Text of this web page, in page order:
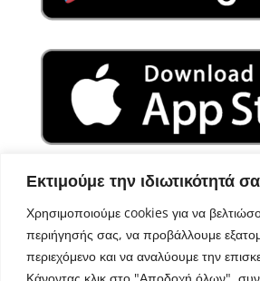
Εκτιμούμε την ιδιωτικότητά
Χρησιμοποιούμε cookies για να
περιήγησής σας, να προβάλλουμε
περιεχόμενο και να αναλύουμε την
Κάνοντας κλικ στο "Αποδοχή όλων",